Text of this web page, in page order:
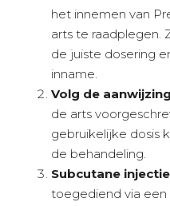
het innemen van
arts te raadplegen.
de juiste dosering
inname.
Volg de
de arts
gebruikelijke dosis
de behandeling.
Subcutane
toegediend via